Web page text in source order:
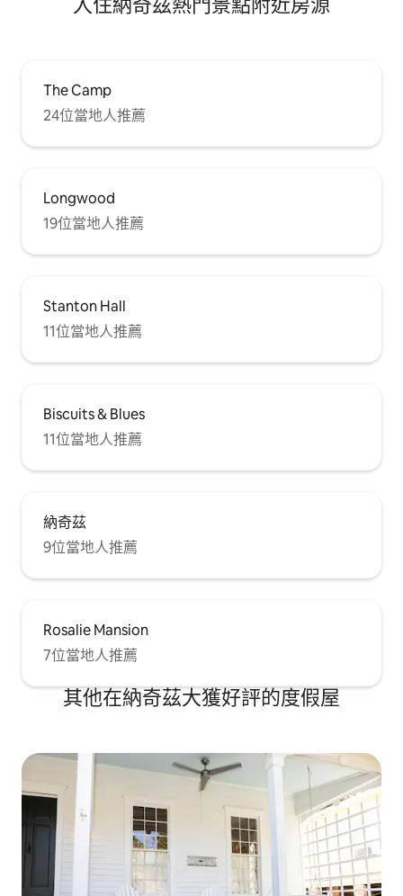
The Camp
24位當地人推薦
Longwood
19位當地人推薦
Stanton Hall
11位當地人推薦
Biscuits & Blues
11位當地人推薦
納奇茲
9位當地人推薦
Rosalie Mansion
7位當地人推薦
其他在納奇茲大獲好評的度假屋